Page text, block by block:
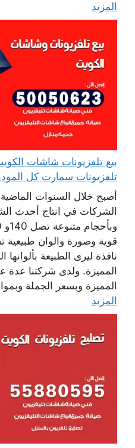
المزيد
تلفزيونات سمارت كل
أصبح خلال السنوات الماضية
الشركات في انتاج أحدث
قوية وصورة والوان
نافذة ليرى الطبيعة بألوانها
المميزة. ولدى شركتنا
المميزة وبسعر الجملة
المزيد